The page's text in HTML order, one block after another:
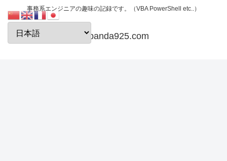
事務系エンジニアの趣味の記録です。（VBA PowerShell etc..）
papanda925.com